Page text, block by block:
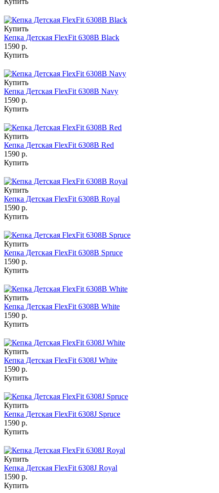
Купить
Кепка Детская FlexFit 6308B Black
1590 р.
Купить
Купить
Кепка Детская FlexFit 6308B Navy
1590 р.
Купить
Купить
Кепка Детская FlexFit 6308B Red
1590 р.
Купить
Купить
Кепка Детская FlexFit 6308B Royal
1590 р.
Купить
Купить
Кепка Детская FlexFit 6308B Spruce
1590 р.
Купить
Купить
Кепка Детская FlexFit 6308B White
1590 р.
Купить
Купить
Кепка Детская FlexFit 6308J White
1590 р.
Купить
Купить
Кепка Детская FlexFit 6308J Spruce
1590 р.
Купить
Купить
Кепка Детская FlexFit 6308J Royal
1590 р.
Купить